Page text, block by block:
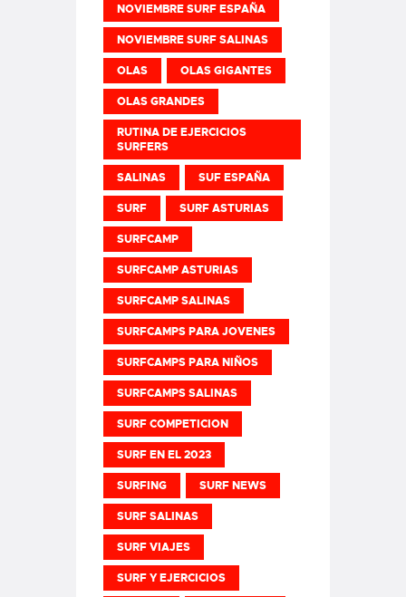
NOVIEMBRE SURF ESPAÑA
NOVIEMBRE SURF SALINAS
OLAS OLAS GIGANTES
OLAS GRANDES
RUTINA DE EJERCICIOS
SURFERS
SALINAS SUF ESPAÑA
SURF SURF ASTURIAS
SURFCAMP
SURFCAMP ASTURIAS
SURFCAMP SALINAS
SURFCAMPS PARA JOVENES
SURFCAMPS PARA NIÑOS
SURFCAMPS SALINAS
SURF COMPETICION
SURF EN EL 2023
SURFING SURF NEWS
SURF SALINAS
SURF VIAJES
SURF Y EJERCICIOS